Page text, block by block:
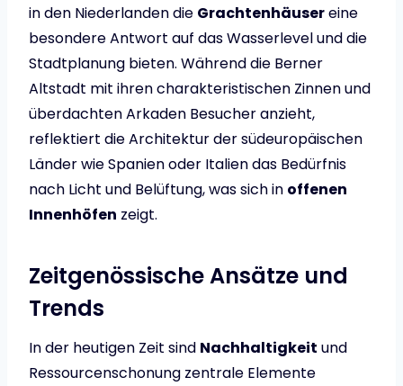
in den Niederlanden die Grachtenhäusereine
besondere Antwort auf das Wasserlevel und die
Stadtplanung bieten. Während die Berner
Altstadt mit ihren charakteristischen Zinnen und
überdachten Arkaden Besucher anzieht,
reflektiert die Architektur der südeuropäischen
Länder wie Spanien oder Italien das Bedürfnis
nach Licht und Belüftung, was sich in offenen
Innenhöfen zeigt.
Zeitgenössische Ansätze und
Trends
In der heutigen Zeit sind Nachhaltigkeit und
Ressourcenschonung zentrale Elemente